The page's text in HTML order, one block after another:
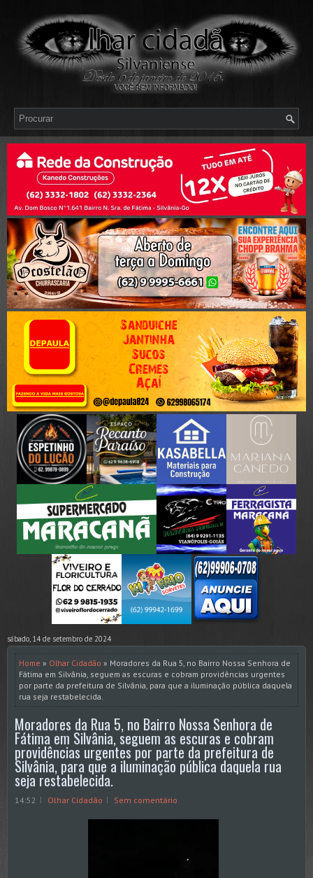
sábado, 14 de setembro de 2024
Home » Olhar Cidadão » Moradores da Rua 5, no Bairro Nossa Senhora de
Fátima em Silvânia, seguem as escuras e cobram providências urgentes
por parte da prefeitura de Silvânia, para que a iluminação pública daquela
rua seja restabelecida.
Moradores da Rua 5, no Bairro Nossa Senhora de
Fátima em Silvânia, seguem as escuras e cobram
providências urgentes por parte da prefeitura de
Silvânia, para que a iluminação pública daquela rua
seja restabelecida.
14:52 Olhar Cidadão Sem comentário